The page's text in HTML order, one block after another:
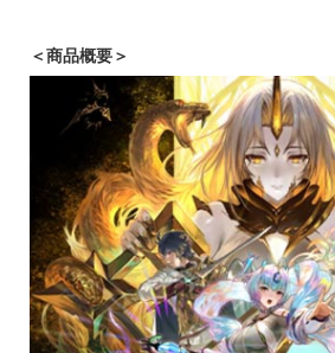
＜商品概要＞